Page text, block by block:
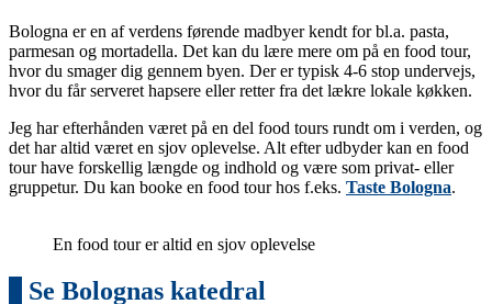
Bologna er en af verdens førende madbyer kendt for bl.a. pasta,
parmesan og mortadella. Det kan du lære mere om på en food tour,
hvor du smager dig gennem byen. Der er typisk 4-6 stop undervejs,
hvor du får serveret hapsere eller retter fra det lækre lokale køkken.
Jeg har efterhånden været på en del food tours rundt om i verden, og
det har altid været en sjov oplevelse. Alt efter udbyder kan en food
tour have forskellig længde og indhold og være som privat- eller
gruppetur. Du kan booke en food tour hos f.eks. Taste Bologna.
En food tour er altid en sjov oplevelse
Se Bolognas katedral